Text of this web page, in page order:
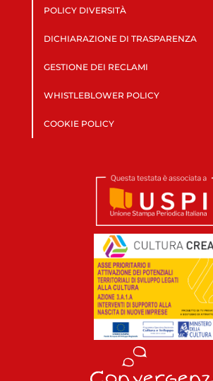
POLICY DIVERSITÀ
DICHIARAZIONE DI TRASPARENZA
GESTIONE DEI RECLAMI
WHISTLEBLOWER POLICY
COOKIE POLICY